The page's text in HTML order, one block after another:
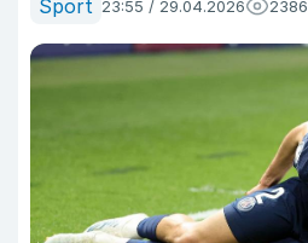
Sport 23:55 / 29.04.2026 2386